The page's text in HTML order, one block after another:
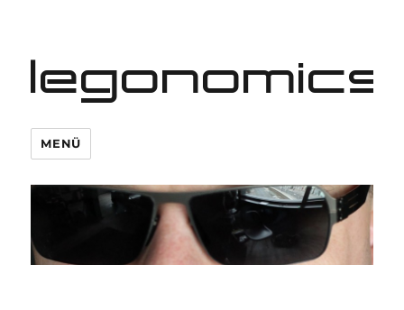
legonomics
MENÜ